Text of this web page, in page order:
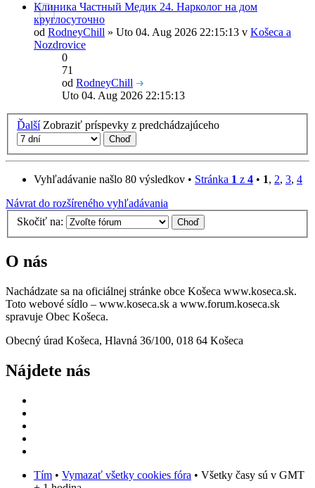
Клиника Частный Медик 24. Нарколог на дом
круглосуточно
od RodneyChill » Uto 04. Aug 2026 22:15:13 v Košeca a
Nozdrovice
0
71
od RodneyChill
Uto 04. Aug 2026 22:15:13
Ďalší Zobraziť príspevky z predchádzajúceho
Vyhľadávanie našlo 80 výsledkov • Stránka 1 z 4 • 1, 2, 3, 4
Návrat do rozšíreného vyhľadávania
Skočiť na:
O nás
Nachádzate sa na oficiálnej stránke obce Košeca www.koseca.sk.
Toto webové sídlo – www.koseca.sk a www.forum.koseca.sk
spravuje Obec Košeca.
Obecný úrad Košeca, Hlavná 36/100, 018 64 Košeca
Nájdete nás
Tím • Vymazať všetky cookies fóra • Všetky časy sú v GMT